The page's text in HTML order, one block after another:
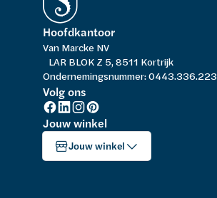
Hoofdkantoor
Van Marcke NV
LAR BLOK Z 5, 8511 Kortrijk
Ondernemingsnummer: 0443.336.223
Volg ons
Jouw winkel
Jouw winkel